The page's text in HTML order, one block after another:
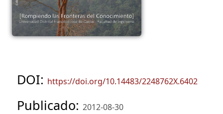
DOI: https://doi.org/10.14483/2248762X.6402
Publicado: 2012-08-30